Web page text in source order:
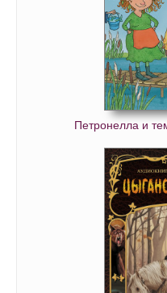
Петронелла и